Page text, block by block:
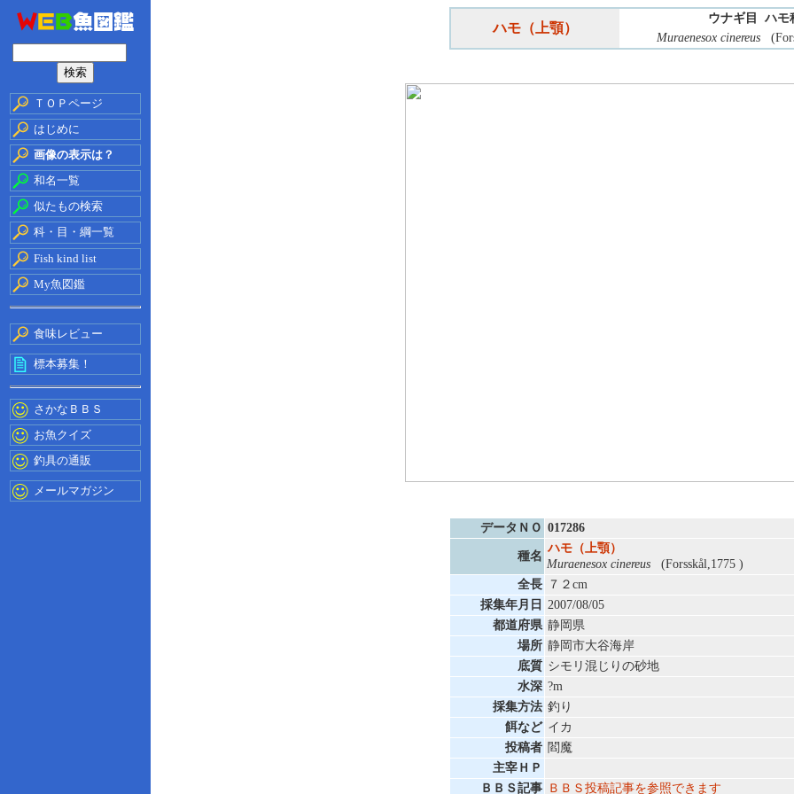
ＴＯＰページ
はじめに
画像の表示は？
和名一覧
似たもの検索
科・目・綱一覧
Fish kind list
My魚図鑑
食味レビュー
標本募集！
さかなＢＢＳ
お魚クイズ
釣具の通販
メールマガジン
ハモ（上顎）
ウナギ目 ハモ
Muraenesox cinereus
データＮＯ 017286
種名
ハモ（上顎）
Muraenesox cinereus
(Forsskål,1775 )
全長
７２cm
採集年月日 2007/08/05
都道府県 静岡県
場所 静岡市大谷海岸
底質 シモリ混じりの砂地
水深 ?m
採集方法 釣り
餌など イカ
投稿者 閻魔
主宰ＨＰ
ＢＢＳ記事 ＢＢＳ投稿記事を参照できます